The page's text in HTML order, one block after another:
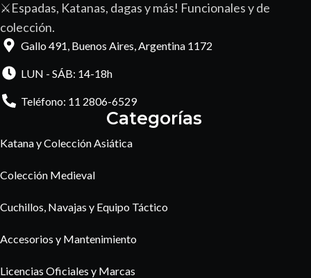
⚔️Espadas, Katanas, dagas y más! Funcionales y de
colección.
Gallo 491, Buenos Aires, Argentina 1172
LUN - SÁB: 14-18h
Teléfono: 11 2806-6529
Categorías
Katana y Colección Asiática
Colección Medieval
Cuchillos, Navajas y Equipo Táctico
Accesorios y Mantenimiento
Licencias Oficiales y Marcas